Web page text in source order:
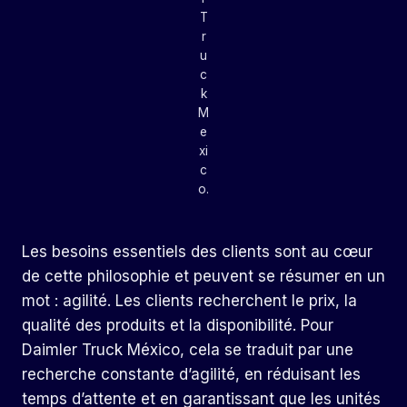
T
r
u
c
k
M
e
xi
c
o.
Les besoins essentiels des clients sont au cœur
de cette philosophie et peuvent se résumer en un
mot : agilité. Les clients recherchent le prix, la
qualité des produits et la disponibilité. Pour
Daimler Truck México, cela se traduit par une
recherche constante d’agilité, en réduisant les
temps d’attente et en garantissant que les unités